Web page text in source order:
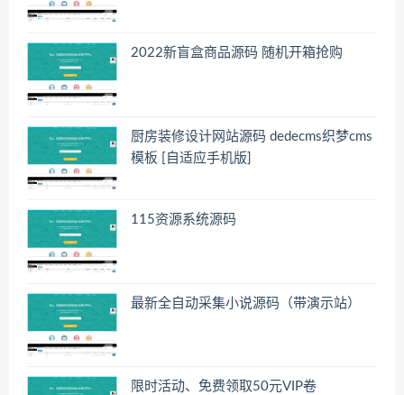
2022新盲盒商品源码 随机开箱抢购
厨房装修设计网站源码 dedecms织梦cms
模板 [自适应手机版]
115资源系统源码
最新全自动采集小说源码（带演示站）
限时活动、免费领取50元VIP卷